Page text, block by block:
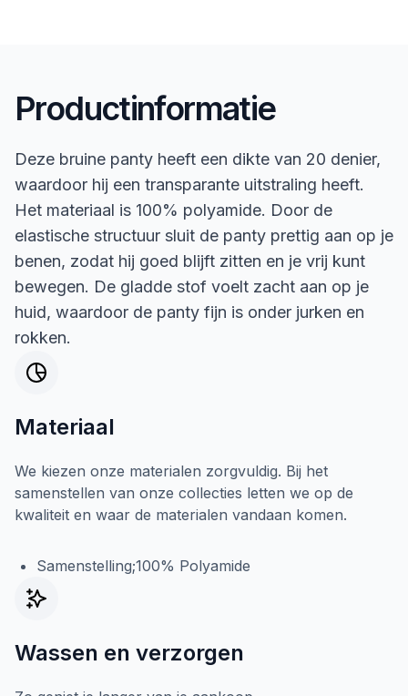
Productinformatie
Deze bruine panty heeft een dikte van 20 denier,
waardoor hij een transparante uitstraling heeft.
Het materiaal is 100% polyamide. Door de
elastische structuur sluit de panty prettig aan op je
benen, zodat hij goed blijft zitten en je vrij kunt
bewegen. De gladde stof voelt zacht aan op je
huid, waardoor de panty fijn is onder jurken en
rokken.
Materiaal
We kiezen onze materialen zorgvuldig. Bij het
samenstellen van onze collecties letten we op de
kwaliteit en waar de materialen vandaan komen.
Samenstelling;100% Polyamide
Wassen en verzorgen